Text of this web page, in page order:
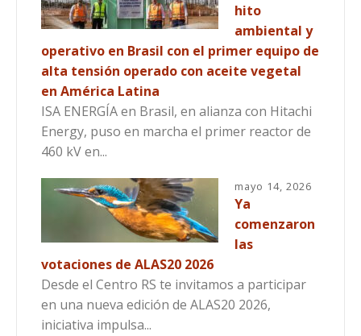
hito
ambiental y
operativo en Brasil con el primer equipo de
alta tensión operado con aceite vegetal
en América Latina
ISA ENERGÍA en Brasil, en alianza con Hitachi
Energy, puso en marcha el primer reactor de
460 kV en...
mayo 14, 2026
Ya
comenzaron
las
votaciones de ALAS20 2026
Desde el Centro RS te invitamos a participar
en una nueva edición de ALAS20 2026,
iniciativa impulsa...